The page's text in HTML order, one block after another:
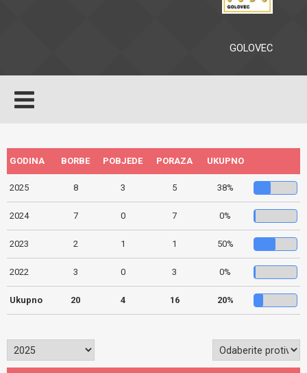
GOLOVEC
GODINA BORBE POBJEDE PORAZA UKUPNO
2025 8 3 5 38%
2024 7 0 7 0%
2023 2 1 1 50%
2022 3 0 3 0%
Ukupno 20 4 16 20%